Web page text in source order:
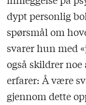
dypt personlig
spørsmål om
svarer hun med
også skildrer
erfarer: Å være
gjennom dette